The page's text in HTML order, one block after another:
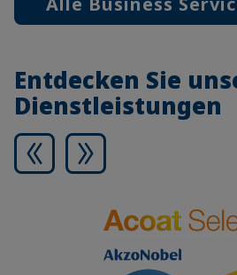
Entdecken Sie
Dienstleistungen